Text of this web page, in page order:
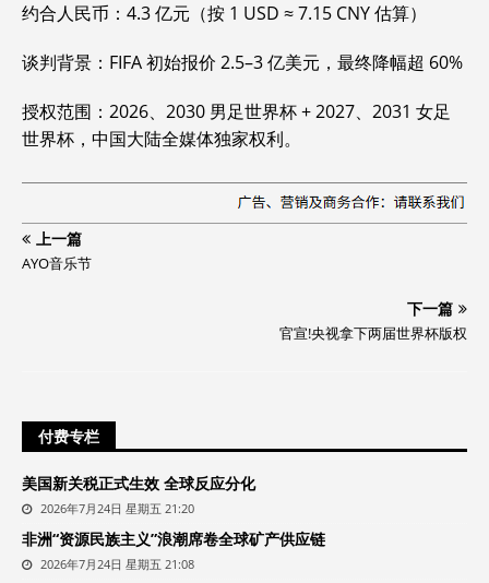
约合人民币：4.3 亿元（按 1 USD ≈ 7.15 CNY 估算）
谈判背景：FIFA 初始报价 2.5–3 亿美元，最终降幅超 60%
授权范围：2026、2030 男足世界杯 + 2027、2031 女足
世界杯，中国大陆全媒体独家权利。
上一篇
AYO音乐节
下一篇
官宣!央视拿下两届世界杯版权
付费专栏
美国新关税正式生效 全球反应分化
2026年7月24日 星期五 21:20
非洲“资源民族主义”浪潮席卷全球矿产供应链
2026年7月24日 星期五 21:08